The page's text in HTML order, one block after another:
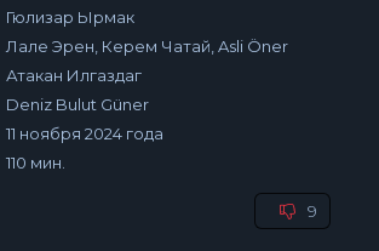
Гюлизар Ырмак
Лале Эрен, Керем Чатай, Asli Öner
Атакан Илгаздаг
Deniz Bulut Güner
11 ноября 2024 года
110 мин.
9